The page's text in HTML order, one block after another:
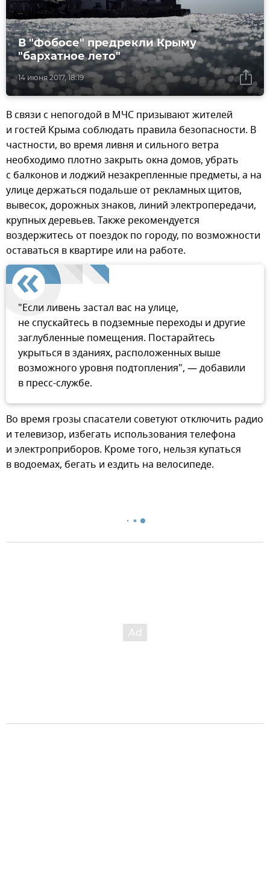
14 июня 2017, 18:19
В "Фобосе" предрекли Крыму
"бархатное лето"
В связи с непогодой в МЧС призывают жителей
и гостей Крыма соблюдать правила безопасности. В
частности, во время ливня и сильного ветра
необходимо плотно закрыть окна домов, убрать
с балконов и лоджий незакрепленные предметы, а на
улице держаться подальше от рекламных щитов,
вывесок, дорожных знаков, линий электропередачи,
крупных деревьев. Также рекомендуется
воздержитесь от поездок по городу, по возможности
оставаться в квартире или на работе.
"Если ливень застал вас на улице,
не спускайтесь в подземные переходы и другие
заглубленные помещения. Постарайтесь
укрыться в зданиях, расположенных выше
возможного уровня подтопления", — добавили
в пресс-службе.
Во время грозы спасатели советуют отключить радио
и телевизор, избегать использования телефона
и электроприборов. Кроме того, нельзя купаться
в водоемах, бегать и ездить на велосипеде.